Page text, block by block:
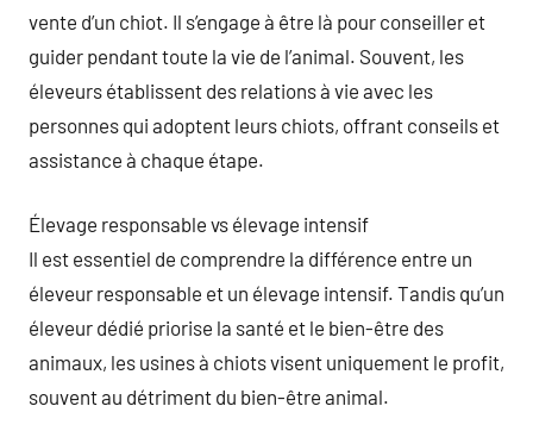
vente d’un chiot. Il s’engage à être là pour conseiller et
guider pendant toute la vie de l’animal. Souvent, les
éleveurs établissent des relations à vie avec les
personnes qui adoptent leurs chiots, offrant conseils et
assistance à chaque étape.
Élevage responsable vs élevage intensif
Il est essentiel de comprendre la différence entre un
éleveur responsable et un élevage intensif. Tandis qu’un
éleveur dédié priorise la santé et le bien-être des
animaux, les usines à chiots visent uniquement le profit,
souvent au détriment du bien-être animal.